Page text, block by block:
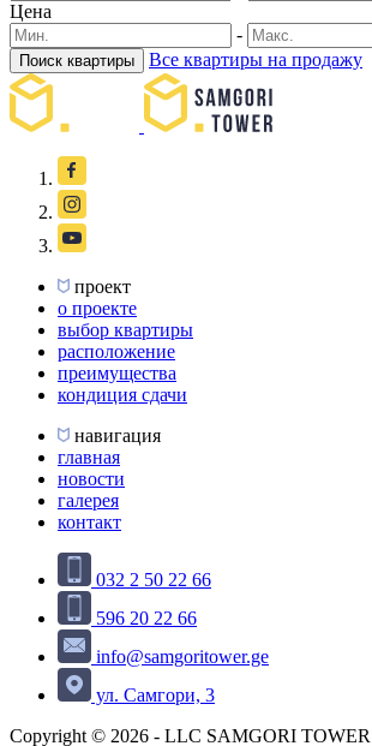
Цена
-
Поиск квартиры Все квартиры на продажу
проект
о проекте
выбор квартиры
расположение
преимущества
кондиция сдачи
навигация
главная
новости
галерея
контакт
032 2 50 22 66
596 20 22 66
info@samgoritower.ge
ул. Самгори, 3
Copyright © 2026 - LLC SAMGORI TOWER